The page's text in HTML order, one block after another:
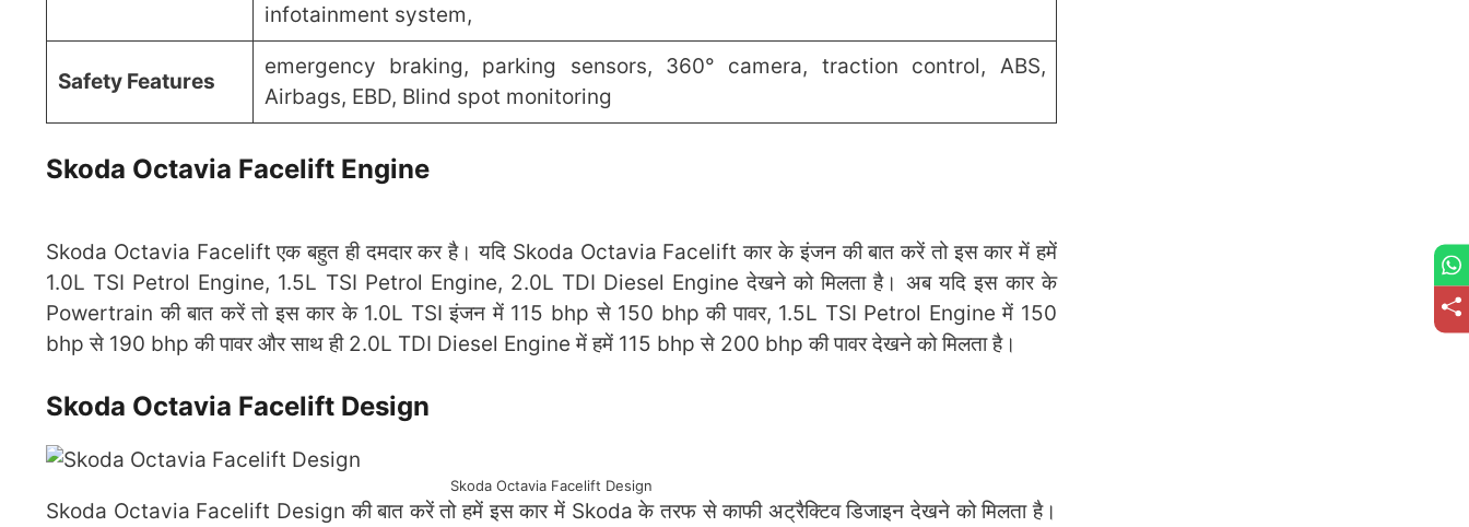
infotainment system,
Safety Features
emergency braking, parking sensors, 360° camera, traction control, ABS,
Airbags, EBD, Blind spot monitoring
Skoda Octavia Facelift Engine
Skoda Octavia Facelift एक बहुत ही दमदार कर है। यदि Skoda Octavia Facelift कार के इंजन की बात करें तो इस कार में हमें
1.0L TSI Petrol Engine, 1.5L TSI Petrol Engine, 2.0L TDI Diesel Engine देखने को मिलता है। अब यदि इस कार के
Powertrain की बात करें तो इस कार के 1.0L TSI इंजन में 115 bhp से 150 bhp की पावर, 1.5L TSI Petrol Engine में 150
bhp से 190 bhp की पावर और साथ ही 2.0L TDI Diesel Engine में हमें 115 bhp से 200 bhp की पावर देखने को मिलता है।
Skoda Octavia Facelift Design
Skoda Octavia Facelift Design
Skoda Octavia Facelift Design की बात करें तो हमें इस कार में Skoda के तरफ से काफी अट्रैक्टिव डिजाइन देखने को मिलता है।